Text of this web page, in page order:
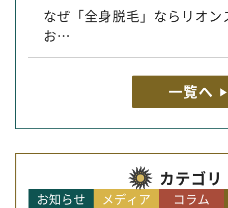
なぜ「全身脱毛」ならリオ
お…
一覧へ
カテゴリ
お知らせ メディア コラム